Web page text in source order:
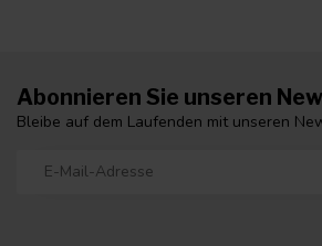
Abonnieren Sie unseren
Bleibe auf dem Laufenden mit unseren